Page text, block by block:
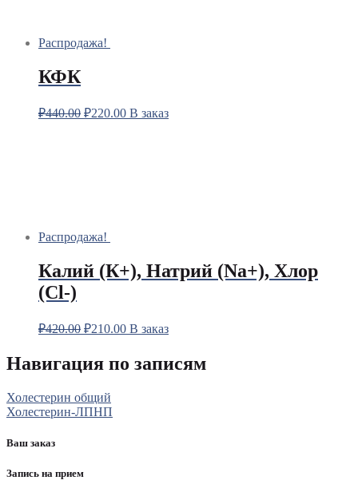
Распродажа!
КФК
₽440.00 ₽220.00 В заказ
Распродажа!
Калий (К+), Натрий (Na+), Хлор
(Сl-)
₽420.00 ₽210.00 В заказ
Навигация по записям
Холестерин общий
Холестерин-ЛПНП
Ваш заказ
Запись на прием